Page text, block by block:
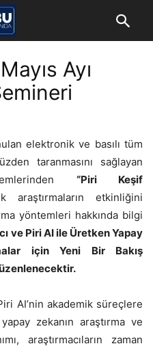
Ayı
elektronik ve basılı tüm
taranmasını sağlayan
“Piri Keşif
araştırmaların etkinliğini
yöntemleri hakkında bilgi
ve Piri AI ile Üretken Yapay
için Yeni Bir Bakış
AI’nin akademik süreçlere
zekanın araştırma ve
araştırmacıların zaman